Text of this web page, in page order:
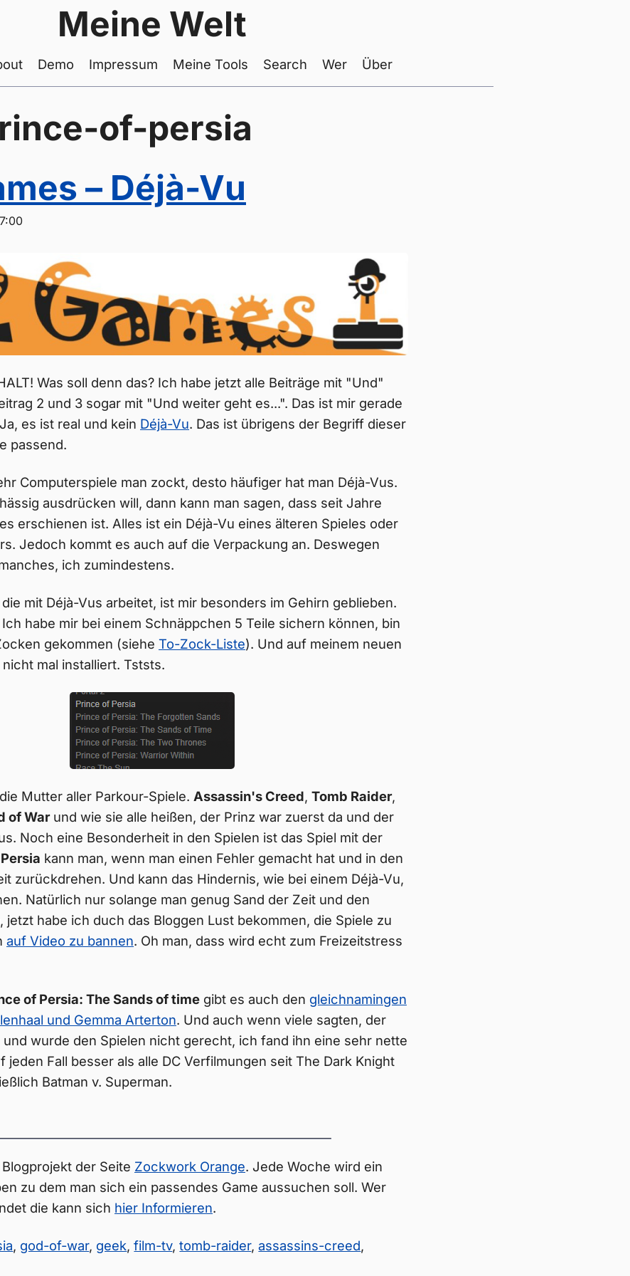
Meine Welt
Demo Impressum Meine Tools Search Wer Über
of-persia
– Déjà-Vu
Was soll denn das? Ich habe jetzt alle Beiträge mit "Und"
2 und 3 sogar mit "Und weiter geht es...". Das ist mir gerade
es ist real und kein Déjà-Vu. Das ist übrigens der Begriff dieser
passend.
Computerspiele man zockt, desto häufiger hat man Déjà-Vus.
ausdrücken will, dann kann man sagen, dass seit Jahre
erschienen ist. Alles ist ein Déjà-Vu eines älteren Spieles oder
Jedoch kommt es auch auf die Verpackung an. Deswegen
ich zumindestens.
mit Déjà-Vus arbeitet, ist mir besonders im Gehirn geblieben.
Ich habe mir bei einem Schnäppchen 5 Teile sichern können, bin
gekommen (siehe To-Zock-Liste). Und auf meinem neuen
mal installiert. Tststs.
Mutter aller Parkour-Spiele. Assassin's Creed, Tomb Raider,
of Warund wie sie alle heißen, der Prinz war zuerst da und der
Noch eine Besonderheit in den Spielen ist das Spiel mit der
kann man, wenn man einen Fehler gemacht hat und in den
zurückdrehen. Und kann das Hindernis, wie bei einem Déjà-Vu,
Natürlich nur solange man genug Sand der Zeit und den
jetzt habe ich duch das Bloggen Lust bekommen, die Spiele zu
auf Video zu bannen. Oh man, dass wird echt zum Freizeitstress
of Persia: The Sands of time gibt es auch den gleichnamingen
und Gemma Arterton. Und auch wenn viele sagten, der
und wurde den Spielen nicht gerecht, ich fand ihn eine sehr nette
jeden Fall besser als alle DC Verfilmungen seit The Dark Knight
Batman v. Superman.
der Seite Zockwork Orange. Jede Woche wird ein
zu dem man sich ein passendes Game aussuchen soll. Wer
die kann sich hier Informieren.
, god-of-war, geek,film-tv,tomb-raider,assassins-creed,